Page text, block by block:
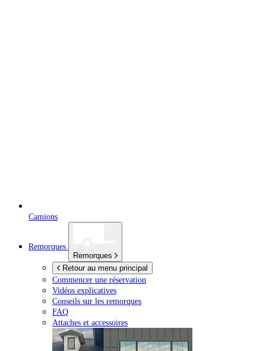
Camions
Remorques
Remorques
Retour au menu principal
Commencer une réservation
Vidéos explicatives
Conseils sur les remorques
FAQ
Attaches et accessoires